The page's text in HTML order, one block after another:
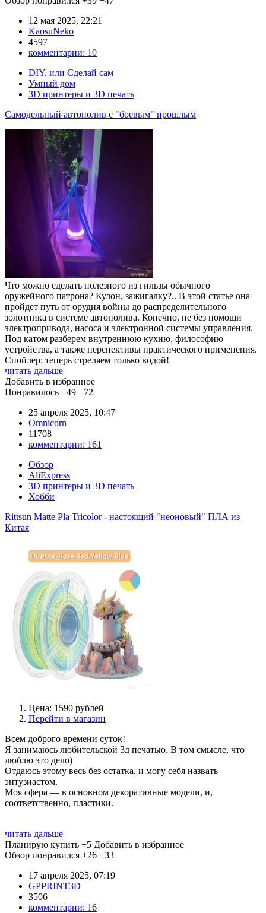
12 мая 2025, 22:21
KaosuNeko
4597
комментарии: 10
DIY, или Сделай сам
Умный дом
3D принтеры и 3D печать
Самодельный автополив с "боевым" прошлым
Что можно сделать полезного из гильзы обычного
оружейного патрона? Кулон, зажигалку?.. В этой статье она
пройдет путь от орудия войны до распределительного
золотника в системе автополива. Конечно, не без помощи
электропривода, насоса и электронной системы управления.
Под катом разберем внутреннюю кухню, философию
устройства, а также перспективы практического применения.
Спойлер: теперь стреляем только водой!
читать дальше
Добавить в избранное
Понравилось +49 +72
25 апреля 2025, 10:47
Omnicorn
11708
комментарии: 161
Обзор
AliExpress
3D принтеры и 3D печать
Хобби
Rittsun Matte Pla Tricolor - настоящий "неоновый" ПЛА из
Китая
Цена: 1590 рублей
Перейти в магазин
Всем доброго времени суток!
Я занимаюсь любительской 3д печатью. В том смысле, что
люблю это дело)
Отдаюсь этому весь без остатка, и могу себя назвать
энтузиастом.
Моя сфера — в основном декоративные модели, и,
соответственно, пластики.
читать дальше
Планирую купить +5 Добавить в избранное
Обзор понравился +26 +33
17 апреля 2025, 07:19
GPPRINT3D
3506
комментарии: 16